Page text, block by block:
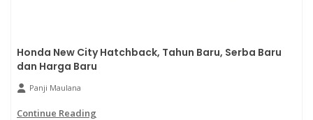
Honda New City Hatchback, Tahun Baru, Serba Baru
dan Harga Baru
Panji Maulana
Continue Reading